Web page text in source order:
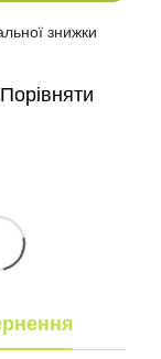
знижки
Порівняти